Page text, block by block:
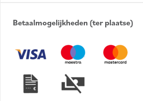
Betaalmogelijkheden (ter plaatse)